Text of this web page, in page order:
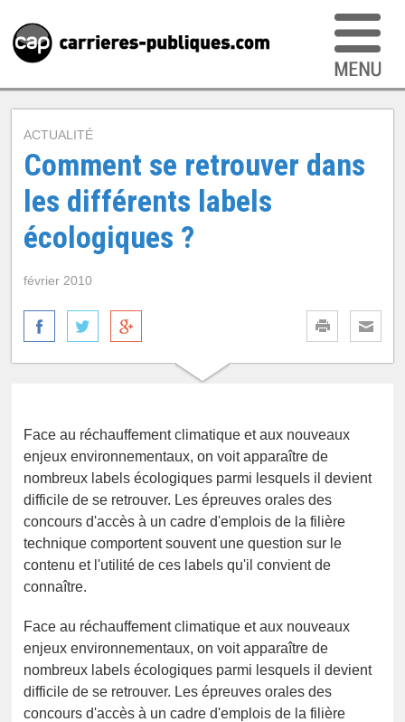
ACTUALITÉ
Comment se retrouver dans
les différents labels
écologiques ?
février 2010
Face au réchauffement climatique et aux nouveaux
enjeux environnementaux, on voit apparaître de
nombreux labels écologiques parmi lesquels il devient
difficile de se retrouver. Les épreuves orales des
concours d'accès à un cadre d'emplois de la filière
technique comportent souvent une question sur le
contenu et l'utilité de ces labels qu'il convient de
connaître.
Face au réchauffement climatique et aux nouveaux
enjeux environnementaux, on voit apparaître de
nombreux labels écologiques parmi lesquels il devient
difficile de se retrouver. Les épreuves orales des
concours d'accès à un cadre d'emplois de la filière